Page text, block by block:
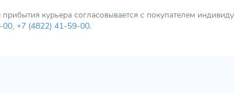
курьера согласовывается с покупателем
00, +7 (4822) 41-59-00.